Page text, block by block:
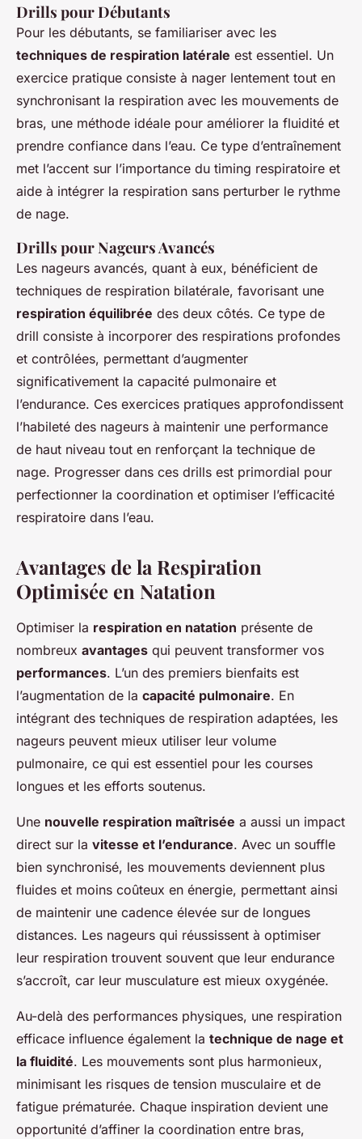
Drills pour Débutants
Pour les débutants, se familiariser avec les
techniques de respiration latérale est essentiel. Un
exercice pratique consiste à nager lentement tout en
synchronisant la respiration avec les mouvements de
bras, une méthode idéale pour améliorer la fluidité et
prendre confiance dans l’eau. Ce type d’entraînement
met l’accent sur l’importance du timing respiratoire et
aide à intégrer la respiration sans perturber le rythme
de nage.
Drills pour Nageurs Avancés
Les nageurs avancés, quant à eux, bénéficient de
techniques de respiration bilatérale, favorisant une
respiration équilibrée des deux côtés. Ce type de
drill consiste à incorporer des respirations profondes
et contrôlées, permettant d’augmenter
significativement la capacité pulmonaire et
l’endurance. Ces exercices pratiques approfondissent
l’habileté des nageurs à maintenir une performance
de haut niveau tout en renforçant la technique de
nage. Progresser dans ces drills est primordial pour
perfectionner la coordination et optimiser l’efficacité
respiratoire dans l’eau.
Avantages de la Respiration
Optimisée en Natation
Optimiser la respiration en natation présente de
nombreux avantages qui peuvent transformer vos
performances. L’un des premiers bienfaits est
l’augmentation de la capacité pulmonaire. En
intégrant des techniques de respiration adaptées, les
nageurs peuvent mieux utiliser leur volume
pulmonaire, ce qui est essentiel pour les courses
longues et les efforts soutenus.
Une nouvelle respiration maîtrisée a aussi un impact
direct sur la vitesse et l’endurance. Avec un souffle
bien synchronisé, les mouvements deviennent plus
fluides et moins coûteux en énergie, permettant ainsi
de maintenir une cadence élevée sur de longues
distances. Les nageurs qui réussissent à optimiser
leur respiration trouvent souvent que leur endurance
s’accroît, car leur musculature est mieux oxygénée.
Au-delà des performances physiques, une respiration
efficace influence également la technique de nage et
la fluidité. Les mouvements sont plus harmonieux,
minimisant les risques de tension musculaire et de
fatigue prématurée. Chaque inspiration devient une
opportunité d’affiner la coordination entre bras,